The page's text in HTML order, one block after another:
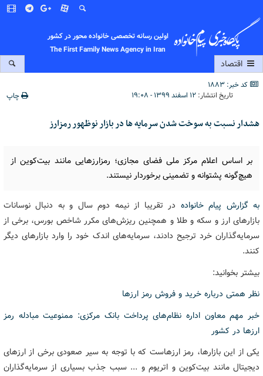
اولین رسانه تخصصی خانواده محور در کشور
The First Family News Agency in Iran
اقتصاد
کد خبر: 1883
تاریخ انتشار: ۱۲ اسفند ۱۳۹۹ - ۱۹:۰۸ چاپ
هشدار نسبت به سوخت شدن سرمایه ‎ها در بازار نوظهور رمزارز
بر اساس اعلام مرکز ملی فضای مجازی؛ رمزارزهایی مانند بیت‌کوین از
هیچ‌گونه پشتوانه و تضمینی برخوردار نیستند.
به گزارش پیام خانواده در تقریبا از نیمه دوم سال و به دنبال نوسانات
بازارهای ارز و سکه و طلا و همچنین ریزش‌های مکرر شاخص بورس، برخی از
سرمایه‌گذاران خرد ترجیح دادند، سرمایه‌های اندک خود را وارد بازارهای دیگر
کنند.
بیشتر بخوانید:
نظر همتی درباره خرید و فروش رمز ارزها
خبر مهم معاون اداره نظام‌های پرداخت بانک مرکزی: ممنوعیت مبادله رمز
ارزها در کشور
یکی از این بازارها، رمز ارزهاست که با توجه به سیر صعودی برخی از ارزهای
دیجیتال مانند بیت‌کوین و اتریوم و ... سبب جذب بسیاری از سرمایه‌گذاران